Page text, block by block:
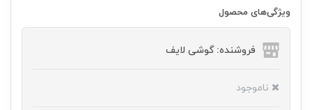
ویژگی‌های محصول
فروشنده: گوشی لایف
ناموجود